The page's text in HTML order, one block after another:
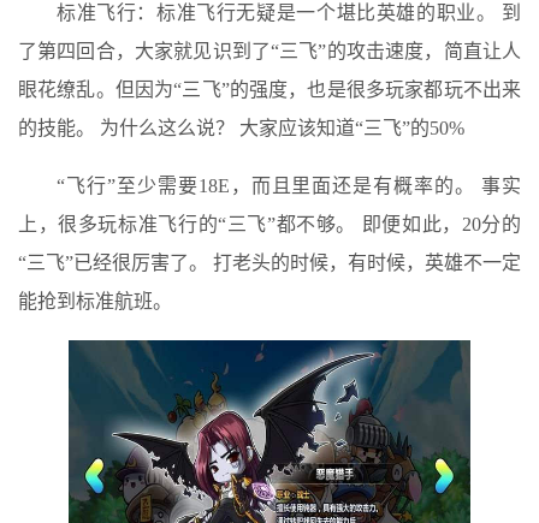
标准飞行：标准飞行无疑是一个堪比英雄的职业。 到
了第四回合，大家就见识到了“三飞”的攻击速度，简直让人
眼花缭乱。但因为“三飞”的强度，也是很多玩家都玩不出来
的技能。 为什么这么说？ 大家应该知道“三飞”的50%
“飞行”至少需要18E，而且里面还是有概率的。 事实
上，很多玩标准飞行的“三飞”都不够。 即便如此，20分的
“三飞”已经很厉害了。 打老头的时候，有时候，英雄不一定
能抢到标准航班。